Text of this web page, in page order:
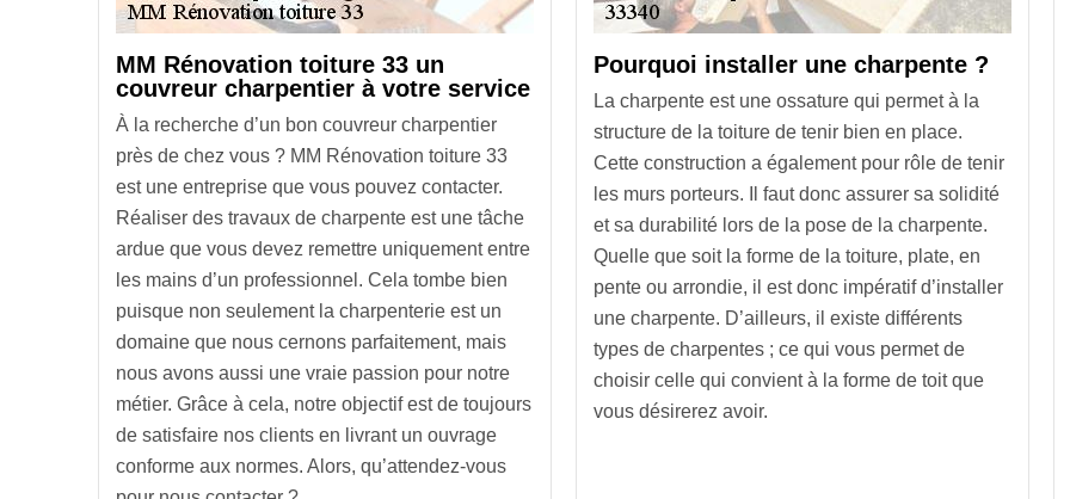
MM Rénovation toiture 33 un
couvreur charpentier à votre service
À la recherche d’un bon couvreur charpentier
près de chez vous ? MM Rénovation toiture 33
est une entreprise que vous pouvez contacter.
Réaliser des travaux de charpente est une tâche
ardue que vous devez remettre uniquement entre
les mains d’un professionnel. Cela tombe bien
puisque non seulement la charpenterie est un
domaine que nous cernons parfaitement, mais
nous avons aussi une vraie passion pour notre
métier. Grâce à cela, notre objectif est de toujours
de satisfaire nos clients en livrant un ouvrage
conforme aux normes. Alors, qu’attendez-vous
Pourquoi installer une charpente ?
La charpente est une ossature qui permet à la
structure de la toiture de tenir bien en place.
Cette construction a également pour rôle de tenir
les murs porteurs. Il faut donc assurer sa solidité
et sa durabilité lors de la pose de la charpente.
Quelle que soit la forme de la toiture, plate, en
pente ou arrondie, il est donc impératif d’installer
une charpente. D’ailleurs, il existe différents
types de charpentes ; ce qui vous permet de
choisir celle qui convient à la forme de toit que
vous désirerez avoir.